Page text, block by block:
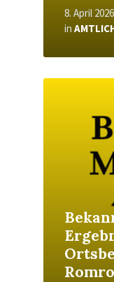
8. April 2026
in
Read